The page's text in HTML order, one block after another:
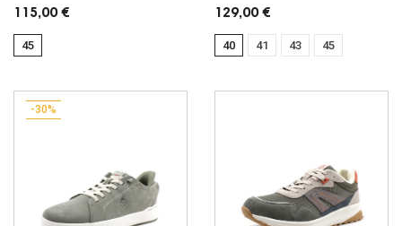
115,00 €
45
129,00 €
40 41 43 45
-30%